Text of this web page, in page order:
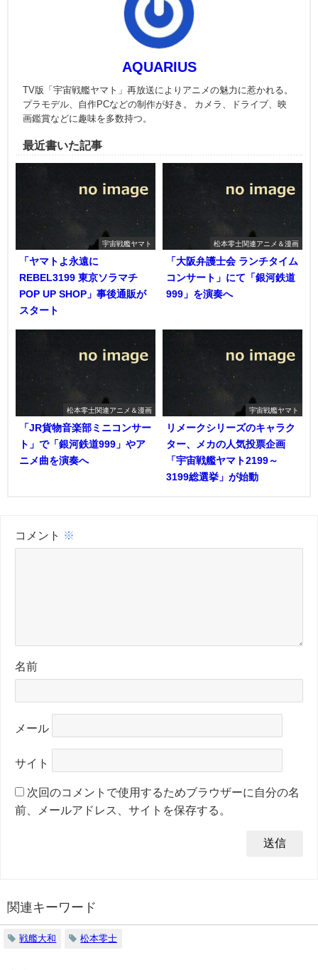
AQUARIUS
TV版「宇宙戦艦ヤマト」再放送によりアニメの魅力に惹かれる。
プラモデル、自作PCなどの制作が好き。 カメラ、ドライブ、映
画鑑賞などに趣味を多数持つ。
最近書いた記事
宇宙戦艦ヤマト
「ヤマトよ永遠に
REBEL3199 東京ソラマチ
POP UP SHOP」事後通販が
スタート
松本零士関連アニメ＆漫画
「大阪弁護士会 ランチタイム
コンサート」にて「銀河鉄道
999」を演奏へ
松本零士関連アニメ＆漫画
「JR貨物音楽部ミニコンサー
ト」で「銀河鉄道999」やア
ニメ曲を演奏へ
宇宙戦艦ヤマト
リメークシリーズのキャラク
ター、メカの人気投票企画
「宇宙戦艦ヤマト2199～
3199総選挙」が始動
コメント ※
名前
メール
サイト
次回のコメントで使用するためブラウザーに自分の名
前、メールアドレス、サイトを保存する。
関連キーワード
戦艦大和 松本零士